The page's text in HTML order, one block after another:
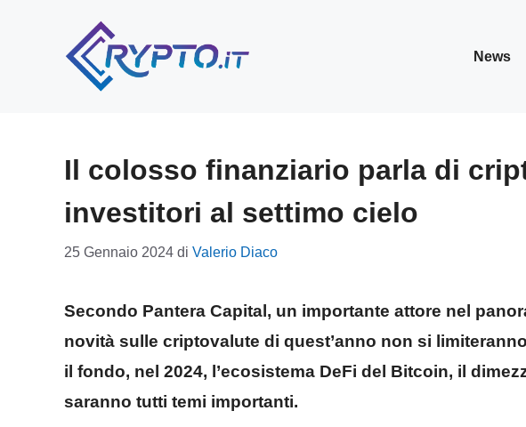
News
Il colosso finanziario parla di
investitori al settimo cielo
25 Gennaio 2024 di Valerio Diaco
Secondo Pantera Capital, un importante attore nel
novità sulle criptovalute di quest’anno non si
il fondo, nel 2024, l’ecosistema DeFi del Bitcoin, il
saranno tutti temi importanti.